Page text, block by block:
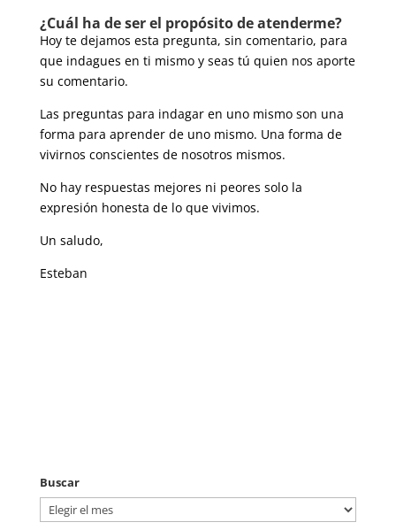
¿Cuál ha de ser el propósito de atenderme?
Hoy te dejamos esta pregunta, sin comentario, para
que indagues en ti mismo y seas tú quien nos aporte
su comentario.
Las preguntas para indagar en uno mismo son una
forma para aprender de uno mismo. Una forma de
vivirnos conscientes de nosotros mismos.
No hay respuestas mejores ni peores solo la
expresión honesta de lo que vivimos.
Un saludo,
Esteban
Buscar
Buscar